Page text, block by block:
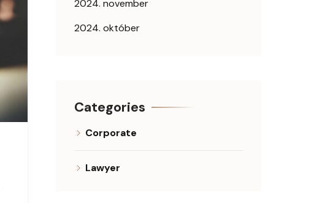
2024. november
2024. október
Categories
Corporate
Lawyer